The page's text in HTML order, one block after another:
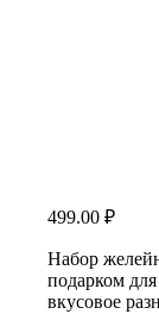
499.00 ₽
Набор
подарком
вкусовое